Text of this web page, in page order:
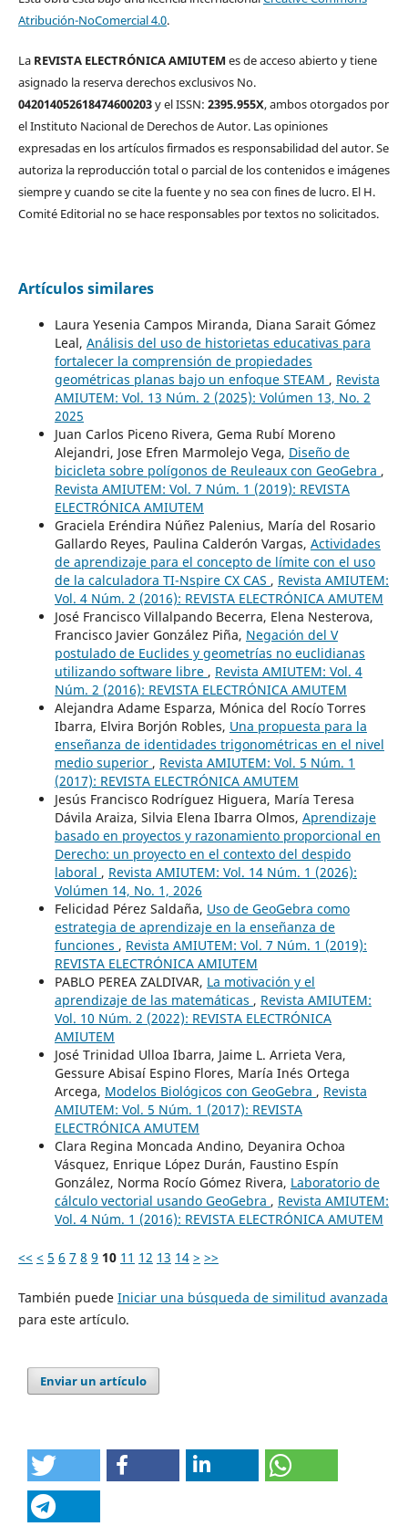
Atribución-NoComercial 4.0.
La REVISTA ELECTRÓNICA AMIUTEM es de acceso abierto y tiene
asignado la reserva derechos exclusivos No.
042014052618474600203y el ISSN: 2395.955X, ambos otorgados por
el Instituto Nacional de Derechos de Autor. Las opiniones
expresadas en los artículos firmados es responsabilidad del autor. Se
autoriza la reproducción total o parcial de los contenidos e imágenes
siempre y cuando se cite la fuente y no sea con fines de lucro. El H.
Comité Editorial no se hace responsables por textos no solicitados.
Artículos similares
Laura Yesenia Campos Miranda, Diana Sarait Gómez
Leal, Análisis del uso de historietas educativas para
fortalecer la comprensión de propiedades
geométricas planas bajo un enfoque STEAM , Revista
AMIUTEM: Vol. 13 Núm. 2 (2025): Volúmen 13, No. 2
2025
Juan Carlos Piceno Rivera, Gema Rubí Moreno
Alejandri, Jose Efren Marmolejo Vega, Diseño de
bicicleta sobre polígonos de Reuleaux con GeoGebra ,
Revista AMIUTEM: Vol. 7 Núm. 1 (2019): REVISTA
ELECTRÓNICA AMIUTEM
Graciela Eréndira Núñez Palenius, María del Rosario
Gallardo Reyes, Paulina Calderón Vargas, Actividades
de aprendizaje para el concepto de límite con el uso
de la calculadora TI-Nspire CX CAS , Revista AMIUTEM:
Vol. 4 Núm. 2 (2016): REVISTA ELECTRÓNICA AMUTEM
José Francisco Villalpando Becerra, Elena Nesterova,
Francisco Javier González Piña, Negación del V
postulado de Euclides y geometrías no euclidianas
utilizando software libre , Revista AMIUTEM: Vol. 4
Núm. 2 (2016): REVISTA ELECTRÓNICA AMUTEM
Alejandra Adame Esparza, Mónica del Rocío Torres
Ibarra, Elvira Borjón Robles, Una propuesta para la
enseñanza de identidades trigonométricas en el nivel
medio superior , Revista AMIUTEM: Vol. 5 Núm. 1
(2017): REVISTA ELECTRÓNICA AMUTEM
Jesús Francisco Rodríguez Higuera, María Teresa
Dávila Araiza, Silvia Elena Ibarra Olmos, Aprendizaje
basado en proyectos y razonamiento proporcional en
Derecho: un proyecto en el contexto del despido
laboral , Revista AMIUTEM: Vol. 14 Núm. 1 (2026):
Volúmen 14, No. 1, 2026
Felicidad Pérez Saldaña, Uso de GeoGebra como
estrategia de aprendizaje en la enseñanza de
funciones , Revista AMIUTEM: Vol. 7 Núm. 1 (2019):
REVISTA ELECTRÓNICA AMIUTEM
PABLO PEREA ZALDIVAR, La motivación y el
aprendizaje de las matemáticas , Revista AMIUTEM:
Vol. 10 Núm. 2 (2022): REVISTA ELECTRÓNICA
AMIUTEM
José Trinidad Ulloa Ibarra, Jaime L. Arrieta Vera,
Gessure Abisaí Espino Flores, María Inés Ortega
Arcega, Modelos Biológicos con GeoGebra , Revista
AMIUTEM: Vol. 5 Núm. 1 (2017): REVISTA
ELECTRÓNICA AMUTEM
Clara Regina Moncada Andino, Deyanira Ochoa
Vásquez, Enrique López Durán, Faustino Espín
González, Norma Rocío Gómez Rivera, Laboratorio de
cálculo vectorial usando GeoGebra , Revista AMIUTEM:
Vol. 4 Núm. 1 (2016): REVISTA ELECTRÓNICA AMUTEM
<< < 5 6 7 8 9 10 11 12 13 14 > >>
También puede Iniciar una búsqueda de similitud avanzada
para este artículo.
Enviar un artículo